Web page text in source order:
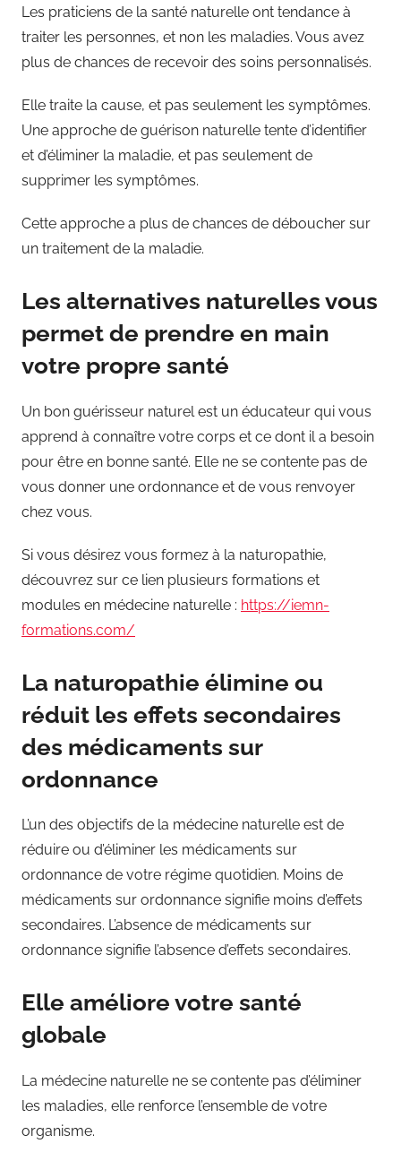
Les praticiens de la santé naturelle ont tendance à
traiter les personnes, et non les maladies. Vous avez
plus de chances de recevoir des soins personnalisés.
Elle traite la cause, et pas seulement les symptômes.
Une approche de guérison naturelle tente d’identifier
et d’éliminer la maladie, et pas seulement de
supprimer les symptômes.
Cette approche a plus de chances de déboucher sur
un traitement de la maladie.
Les alternatives naturelles vous
permet de prendre en main
votre propre santé
Un bon guérisseur naturel est un éducateur qui vous
apprend à connaître votre corps et ce dont il a besoin
pour être en bonne santé. Elle ne se contente pas de
vous donner une ordonnance et de vous renvoyer
chez vous.
Si vous désirez vous formez à la naturopathie,
découvrez sur ce lien plusieurs formations et
modules en médecine naturelle : https://iemn-
formations.com/
La naturopathie élimine ou
réduit les effets secondaires
des médicaments sur
ordonnance
L’un des objectifs de la médecine naturelle est de
réduire ou d’éliminer les médicaments sur
ordonnance de votre régime quotidien. Moins de
médicaments sur ordonnance signifie moins d’effets
secondaires. L’absence de médicaments sur
ordonnance signifie l’absence d’effets secondaires.
Elle améliore votre santé
globale
La médecine naturelle ne se contente pas d’éliminer
les maladies, elle renforce l’ensemble de votre
organisme.